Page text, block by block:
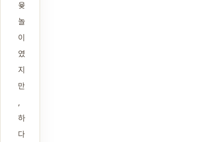
윷
놀
이
였
지
만
,
하
다